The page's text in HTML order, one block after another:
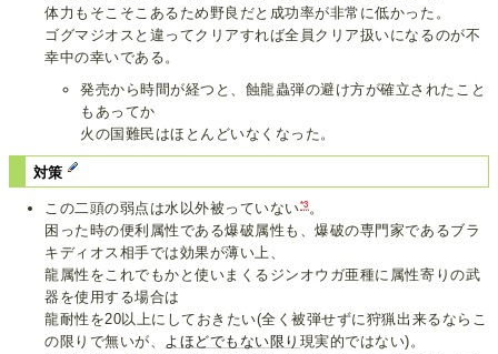
体力もそこそこあるため野良だと成功率が非常に低かった。
ゴグマジオスと違ってクリアすれば全員クリア扱いになるのが不
幸中の幸いである。
発売から時間が経つと、蝕龍蟲弾の避け方が確立されたこと
もあってか
火の国難民はほとんどいなくなった。
対策
この二頭の弱点は水以外被っていない*3。
困った時の便利属性である爆破属性も、爆破の専門家であるブラ
キディオス相手では効果が薄い上、
龍属性をこれでもかと使いまくるジンオウガ亜種に属性寄りの武
器を使用する場合は
龍耐性を20以上にしておきたい(全く被弾せずに狩猟出来るならこ
の限りで無いが、 よほどでもない限り 現実的ではない)。